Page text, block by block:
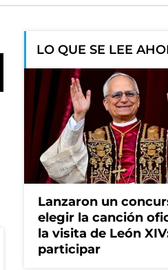
LO QUE SE LEE
Lanzaron un
elegir la canción
la visita de León
participar